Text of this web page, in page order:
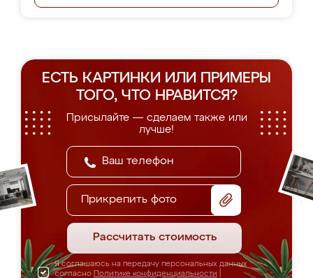
ЕСТЬ КАРТИНКИ ИЛИ ПРИМЕРЫ
ТОГО, ЧТО НРАВИТСЯ?
Присылайте — сделаем также или
лучше!
Прикрепить фото
Рассчитать стоимость
Я соглашаюсь на передачу персональных данных
согласно Политике конфиденциальности